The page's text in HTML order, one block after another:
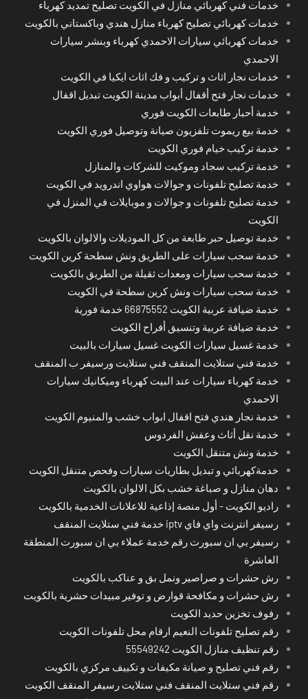
خدمات فني كهربائي منازل في الكويت تصليح تمديد كهرباء
خدمات كهربائي تصليح كهرباء منازل هندي وباكستاني بالكويت
خدمات كهربائي سيارات الاحمدي كهرباء وبنشر سيارات
الاحمدي
خدمات نجار اثاث و تركيب و فك اثاث ايكيا في الكويت
خدمات نجار فتح أقفال أبواب مدينة الكويت تبديل اقفال
خدمة أحبار طابعات الكويت فوري
خدمة بيع ريموت تلفزيون صيانة وتوصيل فوري الكويت
خدمة تركيب خيام فوري الكويت
خدمة تركيب سجاد وموكيت للشركات والمنازل
خدمة تصليح تلفونات و جوالات هواوي اندرويد في الكويت
خدمة تصليح تلفونات و جوالات و موبايلات في المنزل في
الكويت
خدمة توصيل حبر طابعة من كل الموديلات والالوان بالكويت
خدمة سحب سيارات على الطريق ونش سطحة كرين الكويت
خدمة سحب سيارات ومعدات ثقيلة من الطريق بالكويت
خدمة سحب سيارات ونش كرين سطحة في الكويت
خدمة ضيافة عربية الكويت 66875552 خدمة فورية
خدمة ضيافة عربية وتنسيق أفراح الكويت
خدمة غسيل سيارات الكويت غسيل سيارات بالبيت
خدمة فني ستلايت المنقف فني ستلايت ورسيفر ب المنقف
خدمة كهرباء سيارات عند البيت كهرباء وميكانيك سيارات
الاحمدي
خدمة نجار هندي فتح اقفال ابواب خشب والمنيوم الكويت
خدمة نقل أثاث وعفش الفردوس
خدمة ونش متنقل الكويت
خدمةكهربائي و تبديل بطاريات سيارات وفحص متنقل الكويت
دهان منازل و صباغة خشب بكل الالوان بالكويت
راديو الكويت - أول منصة إذاعية للاعلانات الخدمية بالكويت
رسيفر انترنت واي فاي iptv خدمة فني ستلايت المنقف
رسيفر بي ان سبورت رقم خدمة عملاء بي ان سبورت المنطقة
العاشرة
رش حشرات و صراصير ونمل بق و عناكب بالكويت
رش حشرات و مكافحة قوارض و توفير مبيدات حشرية بالكويت
رفوف تخزين حديد الكويت
رقم تصليح تلفونات النعيم ارقام محل تلفونات الكويت
رقم تنظيف منازل الكويت 55549242
رقم فني تصليح و صيانة مكيفات و تكييف مركزي بالكويت
رقم فني ستلايت المنقف فني ستلايت رسيفر المنقف الكويت